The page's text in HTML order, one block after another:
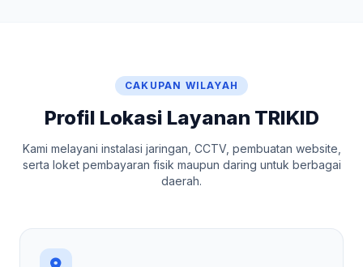
CAKUPAN WILAYAH
Profil Lokasi Layanan TRIKID
Kami melayani instalasi jaringan, CCTV, pembuatan website,
serta loket pembayaran fisik maupun daring untuk berbagai
daerah.